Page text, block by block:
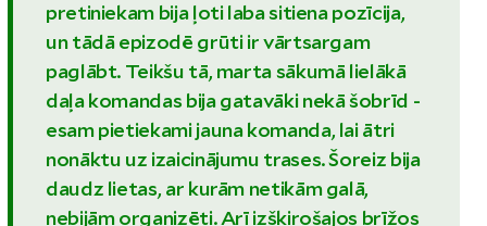
pretiniekam bija ļoti laba sitiena pozīcija,
un tādā epizodē grūti ir vārtsargam
paglābt. Teikšu tā, marta sākumā lielākā
daļa komandas bija gatavāki nekā šobrīd -
esam pietiekami jauna komanda, lai ātri
nonāktu uz izaicinājumu trases. Šoreiz bija
daudz lietas, ar kurām netikām galā,
nebijām organizēti. Arī izšķirošajos brīžos